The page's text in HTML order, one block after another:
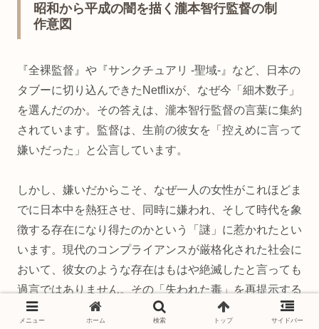
昭和から平成の闇を描く瀧本智行監督の制
作意図
『全裸監督』や『サンクチュアリ -聖域-』など、日本の
タブーに切り込んできたNetflixが、なぜ今「細木数子」
を選んだのか。その答えは、瀧本智行監督の言葉に集約
されています。監督は、生前の彼女を「控えめに言って
嫌いだった」と公言しています。
しかし、嫌いだからこそ、なぜ一人の女性がこれほどま
でに日本中を熱狂させ、同時に嫌われ、そして時代を象
徴する存在になり得たのかという「謎」に惹かれたとい
います。現代のコンプライアンスが厳格化された社会に
おいて、彼女のような存在はもはや絶滅したと言っても
過言ではありません。その「失われた毒」を再提示する
ことが、監督の狙いなのです。
メニュー ホーム 検索 トップ サイドバー